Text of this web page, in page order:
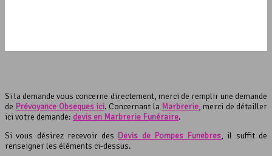
Si la demande vous concerne directement, merci de remplir une demande
de Prévoyance Obsèques ici. Concernant la Marbrerie, merci de détailler
ici votre demande: devis en Marbrerie Funéraire.
Si vous désirez recevoir des Devis de Pompes Funèbres, il suffit de
renseigner les éléments ci-dessus.